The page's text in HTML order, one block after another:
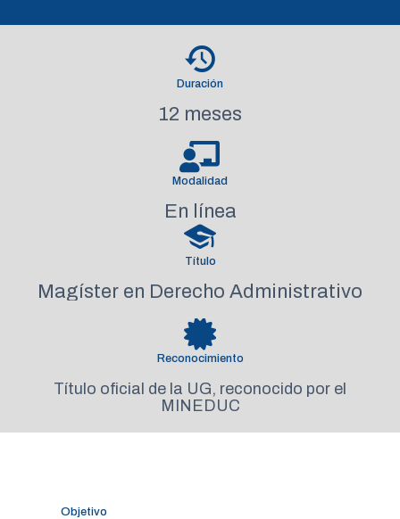
Duración
12 meses
Modalidad
En línea
Título
Magíster en Derecho Administrativo
Reconocimiento
Título oficial de la UG, reconocido por el
MINEDUC
Objetivo